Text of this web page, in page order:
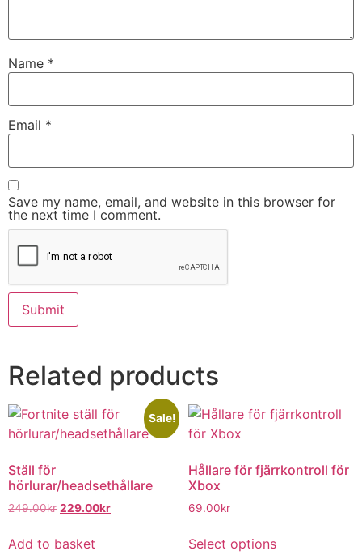
Name *
Email *
Save my name, email, and website in this browser for
the next time I comment.
Related products
Sale!
Ställ för
hörlurar/headsethållare
249.00kr 229.00kr
Add to basket
Hållare för fjärrkontroll för
Xbox
69.00kr
Select options